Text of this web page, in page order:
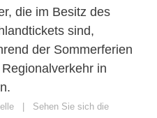
die im Besitz des
sind,
der Sommerferien
in
| Sehen Sie sich die